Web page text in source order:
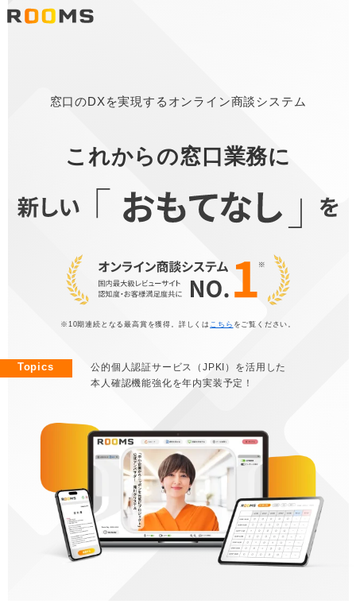
窓口のDXを実現するオンライン商談システム
これからの窓口業務に
※10期連続となる最高賞を獲得。詳しくは こちら をご覧ください。
Topics
金融業界待望の「操作移譲・マスク機能」リリース！
Topics
「自治体向けROOMS」ついにリリース！
Topics
公的個人認証サービス（JPKI）を活用した
本人確認機能強化を年内実装予定！